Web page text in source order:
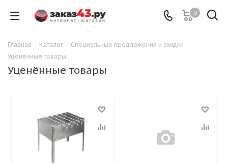
0
Главная - Каталог - Специальные предложения и скидки -
Уценённые товары
Уценённые товары